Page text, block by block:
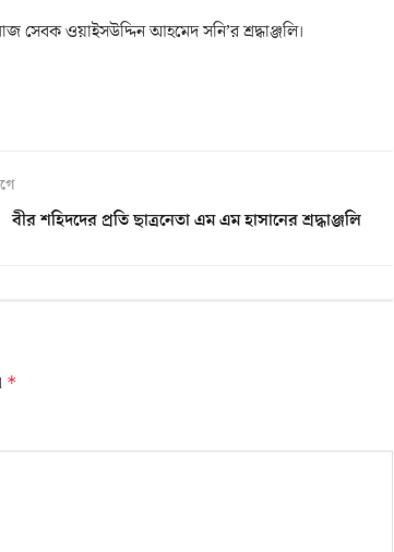
সেবক ওয়াইসউদ্দিন আহমেদ সনি’র শ্রদ্ধাঞ্জলি।
বীর শহিদদের প্রতি ছাত্রনেতা এম এম হাসানের শ্রদ্ধাঞ্জলি
*